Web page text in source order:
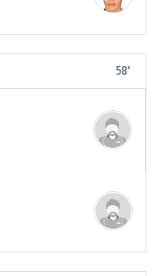
58'